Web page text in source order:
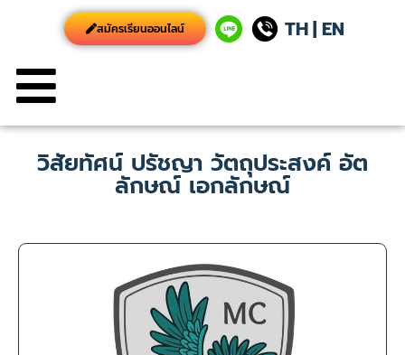
สมัครเรียนออนไลน์ TH| EN
วิสัยทัศน์ ปรัชญา วัตถุประสงค์ อัต
ลักษณ์ เอกลักษณ์